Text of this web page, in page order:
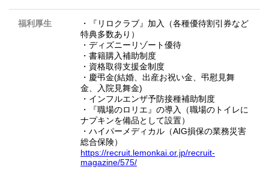
福利厚生
・『リロクラブ』加入（各種優待割引券など
特典多数あり）
・ディズニーリゾート優待
・書籍購入補助制度
・資格取得支援金制度
・慶弔金(結婚、出産お祝い金、弔慰見舞
金、入院見舞金)
・インフルエンザ予防接種補助制度
・『職場のロリエ』の導入（職場のトイレに
ナプキンを備品として設置）
・ハイパーメディカル（AIG損保の業務災害
総合保険）
https://recruit.lemonkai.or.jp/recruit-
magazine/575/